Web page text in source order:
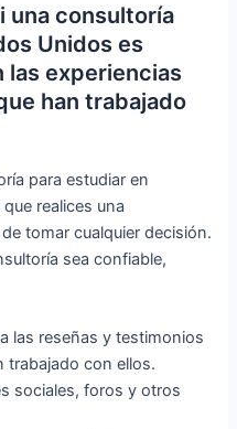
una consultoría
Unidos es
las experiencias
han trabajado
para estudiar en
realices una
tomar cualquier decisión.
sea confiable,
las reseñas y testimonios
trabajado con ellos.
sociales, foros y otros